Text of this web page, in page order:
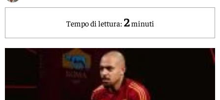
Tempo di lettura: 2minuti